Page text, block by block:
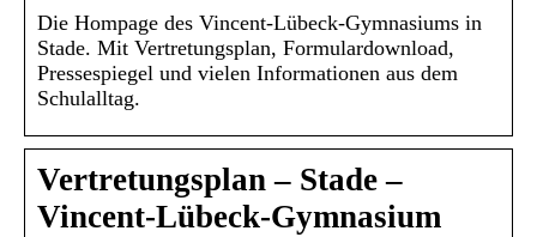
Die Hompage des Vincent-Lübeck-Gymnasiums in
Stade. Mit Vertretungsplan, Formulardownload,
Pressespiegel und vielen Informationen aus dem
Schulalltag.
Vertretungsplan – Stade –
Vincent-Lübeck-Gymnasium